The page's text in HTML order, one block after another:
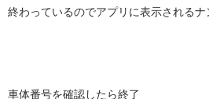
終わっているのでアプリに表示されるナ
車体番号を確認したら終了